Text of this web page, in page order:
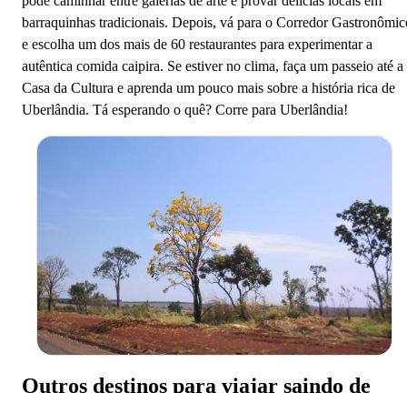
barraquinhas tradicionais. Depois, vá para o Corredor
e escolha um dos mais de 60 restaurantes para experimentar a
autêntica comida caipira. Se estiver no clima, faça um passeio até a
Casa da Cultura e aprenda um pouco mais sobre a história rica de
Uberlândia. Tá esperando o quê? Corre para Uberlândia!
Outros destinos para viajar saindo de